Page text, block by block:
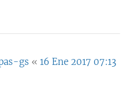
gs « 16 Ene 2017 07:13